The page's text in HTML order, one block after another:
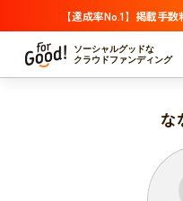
【達成率No.1】掲載手
ソーシャルグッドな
クラウドファンディング
プロジェクトからさが
支援金
終了
な